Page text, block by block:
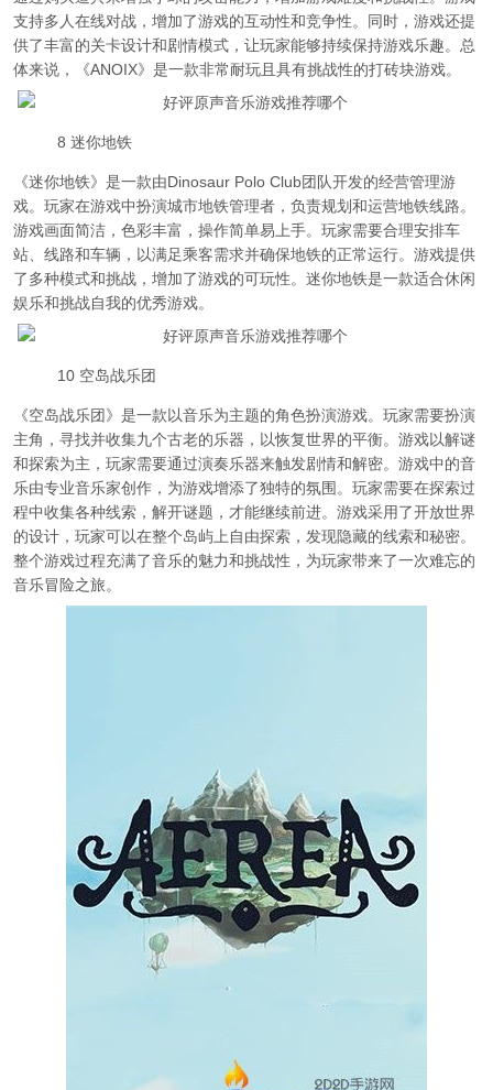
支持多人在线对战，增加了游戏的互动性和竞争性。同时，游戏还提
供了丰富的关卡设计和剧情模式，让玩家能够持续保持游戏乐趣。总
体来说，《ANOIX》是一款非常耐玩且具有挑战性的打砖块游戏。
8 迷你地铁
《迷你地铁》是一款由Dinosaur Polo Club团队开发的经营管理游
戏。玩家在游戏中扮演城市地铁管理者，负责规划和运营地铁线路。
游戏画面简洁，色彩丰富，操作简单易上手。玩家需要合理安排车
站、线路和车辆，以满足乘客需求并确保地铁的正常运行。游戏提供
了多种模式和挑战，增加了游戏的可玩性。迷你地铁是一款适合休闲
娱乐和挑战自我的优秀游戏。
10 空岛战乐团
《空岛战乐团》是一款以音乐为主题的角色扮演游戏。玩家需要扮演
主角，寻找并收集九个古老的乐器，以恢复世界的平衡。游戏以解谜
和探索为主，玩家需要通过演奏乐器来触发剧情和解密。游戏中的音
乐由专业音乐家创作，为游戏增添了独特的氛围。玩家需要在探索过
程中收集各种线索，解开谜题，才能继续前进。游戏采用了开放世界
的设计，玩家可以在整个岛屿上自由探索，发现隐藏的线索和秘密。
整个游戏过程充满了音乐的魅力和挑战性，为玩家带来了一次难忘的
音乐冒险之旅。